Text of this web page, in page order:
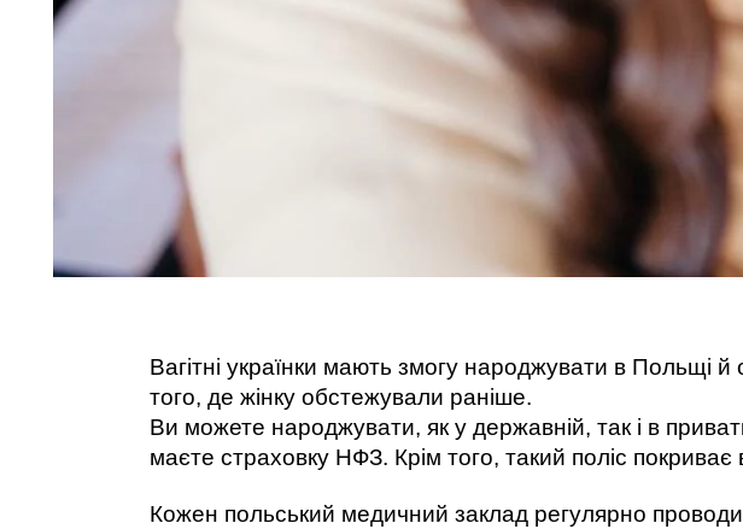
Вагітні українки мають змогу народжувати в Польщі
того, де жінку обстежували раніше.
Ви можете народжувати, як у державній, так і в
маєте страховку НФЗ. Крім того, такий поліс
Кожен польський медичний заклад регулярно